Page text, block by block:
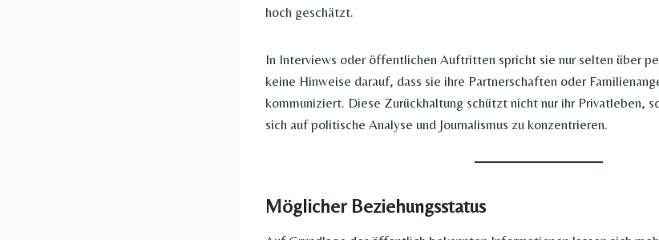
hoch geschätzt.
In Interviews oder öffentlichen Auftritten spricht sie nur selten über
keine Hinweise darauf, dass sie ihre Partnerschaften oder
kommuniziert. Diese Zurückhaltung schützt nicht nur ihr Privatleben,
sich auf politische Analyse und Journalismus zu konzentrieren.
Möglicher Beziehungsstatus